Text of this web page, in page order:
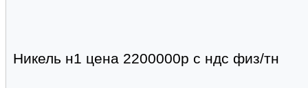
Никель н1 цена 2200000р с ндс физ/тн